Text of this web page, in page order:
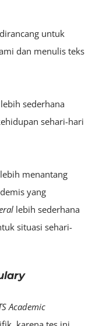
dirancang untuk
dan menulis teks
sederhana
sehari-hari
menantang
yang
lebih sederhana
situasi sehari-
Academic